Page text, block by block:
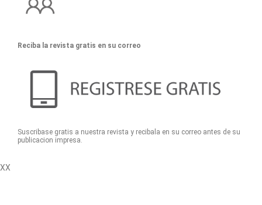
Reciba la revista gratis en su correo
Suscribase gratis a nuestra revista y recibala en su correo antes de su
publicacion impresa.
XX